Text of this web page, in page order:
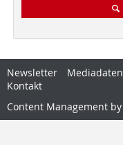
Newsletter Mediadaten
Kontakt
Content Management by